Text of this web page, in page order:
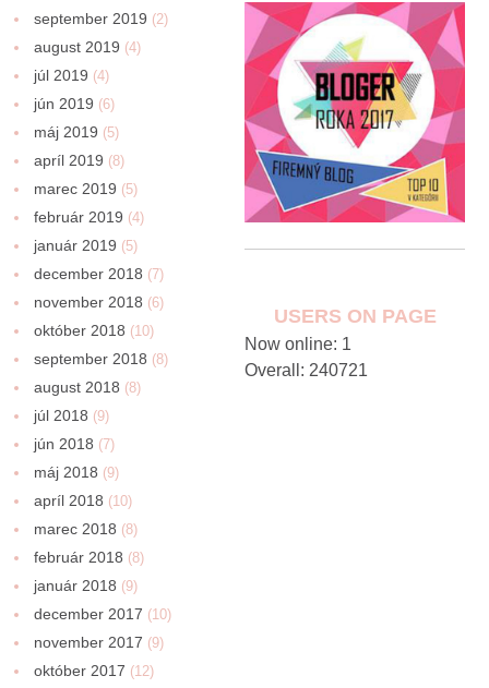
september 2019 (2)
august 2019 (4)
júl 2019 (4)
jún 2019 (6)
máj 2019 (5)
apríl 2019 (8)
marec 2019 (5)
február 2019 (4)
január 2019 (5)
december 2018 (7)
november 2018 (6)
október 2018 (10)
september 2018 (8)
august 2018 (8)
júl 2018 (9)
jún 2018 (7)
máj 2018 (9)
apríl 2018 (10)
marec 2018 (8)
február 2018 (8)
január 2018 (9)
december 2017 (10)
november 2017 (9)
október 2017 (12)
USERS ON PAGE
Now online: 1
Overall: 240721